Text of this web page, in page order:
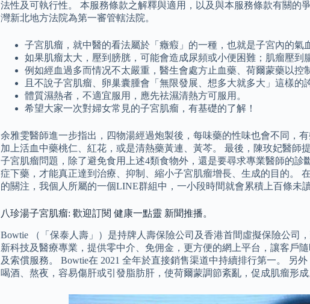
法性及可執行性。 本服務條款之解釋與適用，以及與本服務條款有關的
灣新北地方法院為第一審管轄法院。
子宮肌瘤，就中醫的看法屬於「癥瘕」的一種，也就是子宮內的氣
如果肌瘤太大，壓到膀胱，可能會造成尿頻或小便困難；肌瘤壓到
例如經血過多而情况不太嚴重，醫生會處方止血藥、荷爾蒙藥以控
且不說子宮肌瘤、卵巢囊腫會「無限發展、想多大就多大」這樣的
體質濕熱者，不適宜服用，應先祛濕清熱方可服用。
希望大家一次對婦女常見的子宮肌瘤，有基礎的了解！
余雅雯醫師進一步指出，四物湯經過炮製後，每味藥的性味也會不同，
加上活血中藥桃仁、紅花，或是清熱藥黃連、黃芩。 最後，陳玫妃醫師
子宮肌瘤問題，除了避免食用上述4類食物外，還是要尋求專業醫師的
症下藥，才能真正達到治療、抑制、縮小子宮肌瘤增長、生成的目的。
的關注，我個人所屬的一個LINE群組中，一小段時間就會累積上百條未讀
八珍湯子宮肌瘤: 歡迎訂閱 健康一點靈 新聞推播。
Bowtie （「保泰人壽」）是持牌人壽保險公司及香港首間虛擬保險公司
新科技及醫療專業，提供零中介、免佣金，更方便的網上平台，讓客戶
及索償服務。 Bowtie在 2021 全年於直接銷售渠道中持續排行第一。 另
喝酒、熬夜，容易傷肝或引發脂肪肝，使荷爾蒙調節紊亂，促成肌瘤形成